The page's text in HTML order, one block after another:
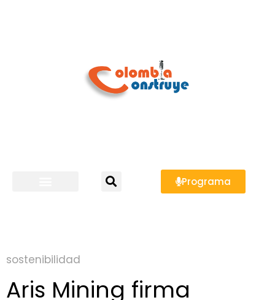
Programa
sostenibilidad
Aris Mining firma